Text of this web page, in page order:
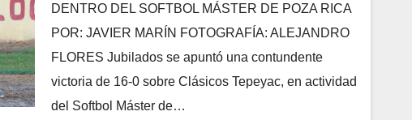
DENTRO DEL SOFTBOL MÁSTER DE POZA RICA
POR: JAVIER MARÍN FOTOGRAFÍA: ALEJANDRO
FLORES Jubilados se apuntó una contundente
victoria de 16-0 sobre Clásicos Tepeyac, en actividad
del Softbol Máster de…